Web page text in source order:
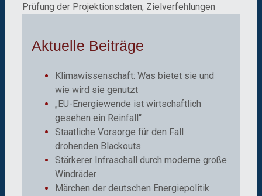
Prüfung der Projektionsdaten, Zielverfehlungen
Aktuelle Beiträge
Klimawissenschaft: Was bietet sie und
wie wird sie genutzt
„EU-Energiewende ist wirtschaftlich
gesehen ein Reinfall“
Staatliche Vorsorge für den Fall
drohenden Blackouts
Stärkerer Infraschall durch moderne große
Windräder
Märchen der deutschen Energiepolitik